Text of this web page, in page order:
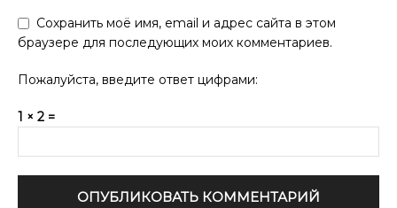
Сохранить моё имя, email и адрес сайта в этом
браузере для последующих моих комментариев.
Пожалуйста, введите ответ цифрами:
1 × 2 =